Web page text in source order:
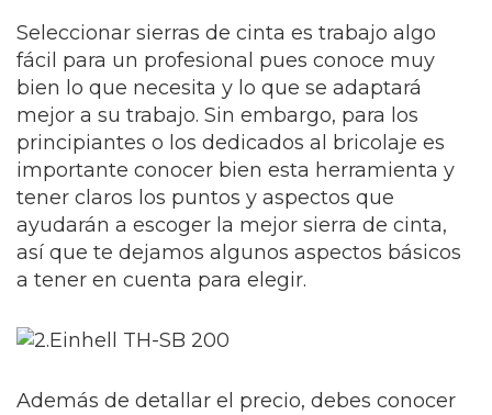
Seleccionar sierras de cinta es trabajo algo
fácil para un profesional pues conoce muy
bien lo que necesita y lo que se adaptará
mejor a su trabajo. Sin embargo, para los
principiantes o los dedicados al bricolaje es
importante conocer bien esta herramienta y
tener claros los puntos y aspectos que
ayudarán a escoger la mejor sierra de cinta,
así que te dejamos algunos aspectos básicos
a tener en cuenta para elegir.
Además de detallar el precio, debes conocer